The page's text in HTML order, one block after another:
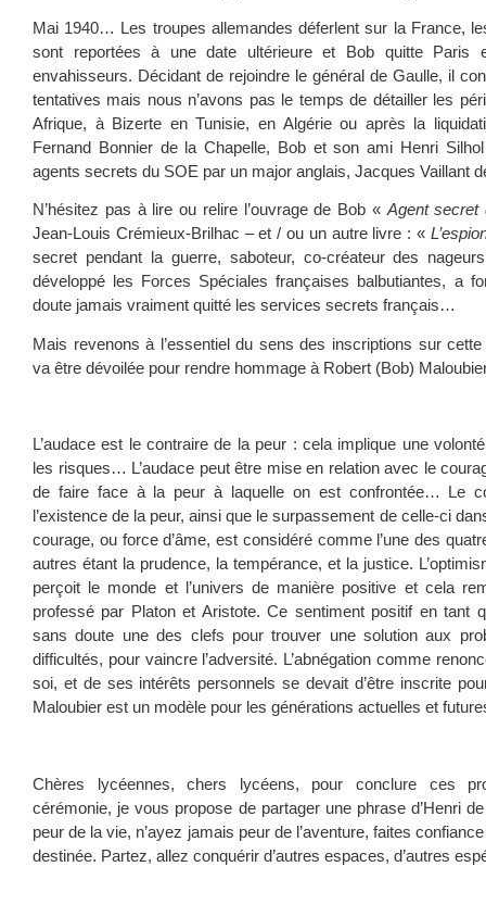
Mai 1940… Les troupes allemandes déferlent sur la France,
sont reportées à une date ultérieure et Bob quitte Paris
envahisseurs. Décidant de rejoindre le général de Gaulle, il
tentatives mais nous n’avons pas le temps de détailler les
Afrique, à Bizerte en Tunisie, en Algérie ou après la
Fernand Bonnier de la Chapelle, Bob et son ami Henri
agents secrets du SOE par un major anglais, Jacques Vaillant
N’hésitez pas à lire ou relire l’ouvrage de Bob «Agent secret
Jean-Louis Crémieux-Brilhac – et / ou un autre livre : «
secret pendant la guerre, saboteur, co-créateur des
développé les Forces Spéciales françaises balbutiantes, a
doute jamais vraiment quitté les services secrets français…
Mais revenons à l’essentiel du sens des inscriptions sur
va être dévoilée pour rendre hommage à Robert (Bob)
L’audace est le contraire de la peur : cela implique une
les risques… L’audace peut être mise en relation avec le
de faire face à la peur à laquelle on est confrontée… Le
l’existence de la peur, ainsi que le surpassement de celle-ci
courage, ou force d’âme, est considéré comme l’une des
autres étant la prudence, la tempérance, et la justice.
perçoit le monde et l’univers de manière positive et cela
professé par Platon et Aristote. Ce sentiment positif en tant
sans doute une des clefs pour trouver une solution aux
difficultés, pour vaincre l’adversité. L’abnégation comme
soi, et de ses intérêts personnels se devait d’être inscrite
Maloubier est un modèle pour les générations actuelles et
Chères lycéennes, chers lycéens, pour conclure ces
cérémonie, je vous propose de partager une phrase d’Henri
peur de la vie, n’ayez jamais peur de l’aventure, faites
destinée. Partez, allez conquérir d’autres espaces, d’autres